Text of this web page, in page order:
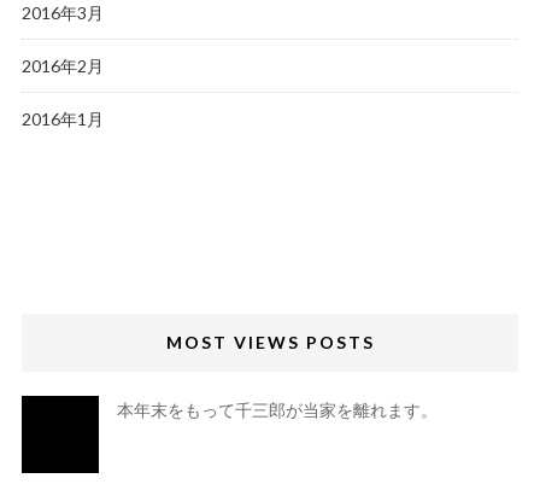
2016年3月
2016年2月
2016年1月
MOST VIEWS POSTS
本年末をもって千三郎が当家を離れます。